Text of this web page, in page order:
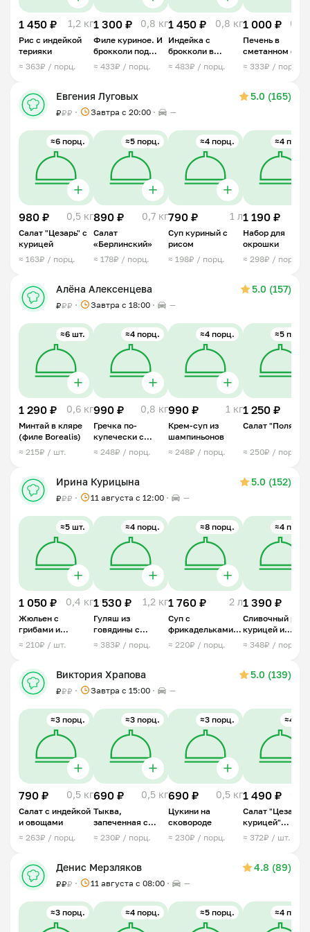
1 450 ₽ 1,2 кг
Рис с индейкой
терияки
≈ 363₽ / порц.
1 300 ₽ 0,8 кг
Филе куриное. И
брокколи под
сливочным
соусом
≈ 433₽ / порц.
1 450 ₽ 0,8 кг
Индейка с
брокколи в
восточном стиле
≈ 483₽ / порц.
1 000 ₽ 0,8
Печень в
сметанном
≈ 333₽ / порц.
Евгения Луговых 5.0 (165)
₽₽₽ Завтра c 20:00 —
≈6 порц.
980 ₽ 0,5 кг
Салат "Цезарь" с
курицей
≈ 163₽ / порц.
≈5 порц.
890 ₽ 0,7 кг
Салат
«Берлинский»
≈ 178₽ / порц.
≈4 порц.
790 ₽ 1 л
Суп куриный с
рисом
≈ 198₽ / порц.
≈4 порц.
1 190 ₽
Набор для
окрошки
≈ 298₽ / порц.
Алёна Алексенцева 5.0 (157)
₽₽₽ Завтра c 18:00 —
≈6 шт.
1 290 ₽ 0,6 кг
Минтай в кляре
(филе Borealis)
≈ 215₽ / шт.
≈4 порц.
990 ₽ 0,8 кг
Гречка по-
купечески с
курицей
≈ 248₽ / порц.
≈4 порц.
990 ₽ 1 кг
Крем-суп из
шампиньонов
≈ 248₽ / порц.
≈5 порц.
1 250 ₽
Салат
≈ 250₽ / порц.
Ирина Курицына 5.0 (152)
₽₽₽ 11 августа с 12:00 —
≈5 шт.
1 050 ₽ 0,4 кг
Жюльен с
грибами и
курицей
≈ 210₽ / шт.
≈4 порц.
1 530 ₽ 1,2 кг
Гуляш из
говядины с
картофельным
≈ 383₽ / порц.
≈8 порц.
1 760 ₽ 2 л
Суп с
фрикадельками
из индейки
(овощной)
≈ 220₽ / порц.
≈4 порц.
1 390 ₽
Сливочный рис
курицей и
овощами
≈ 348₽ / порц.
Виктория Храпова 5.0 (139)
₽₽₽ Завтра c 15:00 —
≈3 порц.
790 ₽ 0,5 кг
Салат с индейкой
и овощами
≈ 263₽ / порц.
≈3 порц.
690 ₽ 0,5 кг
Тыква,
запеченная с
яйцом и
адыгейским
≈ 230₽ / порц.
≈3 порц.
690 ₽ 0,5 кг
Цукини на
сковороде
≈ 230₽ / порц.
≈4 шт.
1 490 ₽
Салат "Цезарь с
курицей"
порционный
≈ 372₽ / шт.
Денис Мерзляков 4.8 (89)
₽₽₽ 11 августа с 08:00 —
≈3 порц. ≈4 порц. ≈5 порц. ≈4 порц.